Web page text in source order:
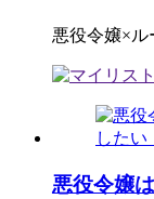
悪役令嬢×
悪役令嬢